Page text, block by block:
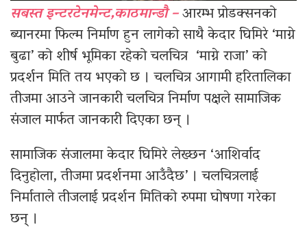
सबस्त इन्टरटेनमेन्ट,काठमान्डौ –आरम्भ प्रोडक्सनको
ब्यानरमा फिल्म निर्माण हुन लागेको साथै केदार घिमिरे ‘माग्ने
बुढा’ को शीर्ष भूमिका रहेको चलचित्र ‘माग्ने राजा’ को
प्रदर्शन मिति तय भएको छ । चलचित्र आगामी हरितालिका
तीजमा आउने जानकारी चलचित्र निर्माण पक्षले सामाजिक
संजाल मार्फत जानकारी दिएका छन् ।
सामाजिक संजालमा केदार घिमिरे लेख्छन ‘आशिर्वाद
दिनुहोला, तीजमा प्रदर्शनमा आउँदैछ’ । चलचित्रलाई
निर्माताले तीजलाई प्रदर्शन मितिको रुपमा घोषणा गरेका
छन् ।